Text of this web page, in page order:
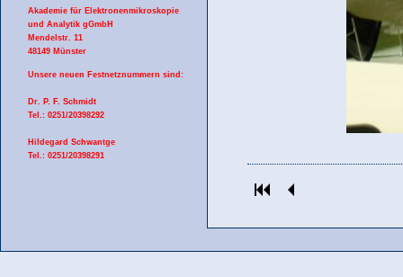
Akademie für Elektronenmikroskopie
und Analytik gGmbH
Mendelstr. 11
48149 Münster
Unsere neuen Festnetznummern sind:
Dr. P. F. Schmidt
Tel.: 0251/20398292
Hildegard Schwantge
Tel.: 0251/20398291